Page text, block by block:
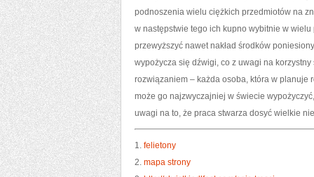
podnoszenia wielu ciężkich przedmiotów na
w następstwie tego ich kupno wybitnie w
przewyższyć nawet nakład środków
wypożycza się dźwigi, co z uwagi na
rozwiązaniem – każda osoba, która w planuje
może go najzwyczajniej w świecie
uwagi na to, że praca stwarza dosyć wielkie
1. felietony
2. mapa strony